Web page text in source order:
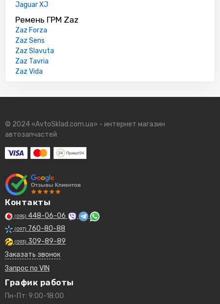
Jaguar XJ
Ремень ГРМ Zaz
Zaz Forza
Zaz Sens
Zaz Slavuta
Zaz Tavria
Zaz Vida
© 2024 «AvtoSklad.com.ua» - интернет магазин
автозапчастей
Контакты
(095) 448-06-06
(097) 760-80-88
(093) 309-89-89
Заказать звонок
Запрос по VIN
График работы
Пн-Пт: 9:00-18:00